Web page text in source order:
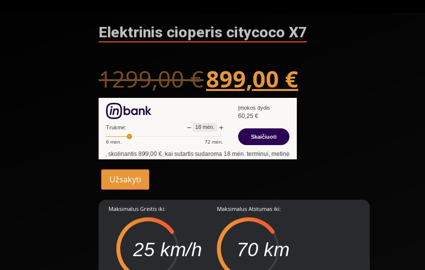
Elektrinis cioperis citycoco X7
1299,00€899,00 €
Trukmė: − 18 mėn. +
6 mėn. 72 mėn.
Įmokos dydis
60,25 €
Skaičiuoti
899,00€, kai sutartis sudaroma18mėn. terminui, metinė palūkanų norma –
Užsakyti
Maksimalus Greitis iki:
25 km/h
Maksimalus Atstumas iki:
70 km